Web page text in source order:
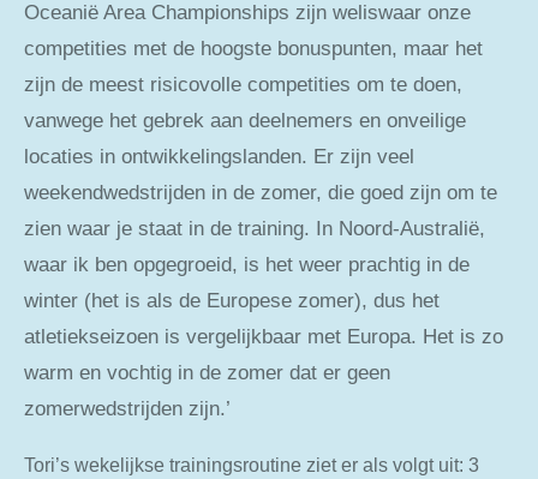
Oceanië Area Championships zijn weliswaar onze
competities met de hoogste bonuspunten, maar het
zijn de meest risicovolle competities om te doen,
vanwege het gebrek aan deelnemers en onveilige
locaties in ontwikkelingslanden. Er zijn veel
weekendwedstrijden in de zomer, die goed zijn om te
zien waar je staat in de training. In Noord-Australië,
waar ik ben opgegroeid, is het weer prachtig in de
winter (het is als de Europese zomer), dus het
atletiekseizoen is vergelijkbaar met Europa. Het is zo
warm en vochtig in de zomer dat er geen
zomerwedstrijden zijn.’
Tori’s wekelijkse trainingsroutine ziet er als volgt uit: 3